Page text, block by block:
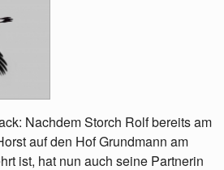
Nachdem Storch Rolf bereits am
auf den Hof Grundmann am
ist, hat nun auch seine Partnerin